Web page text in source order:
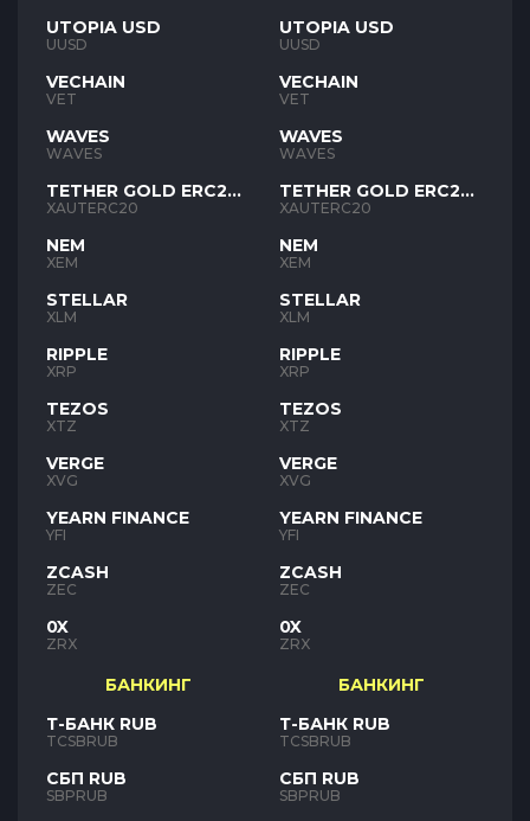
UTOPIA USD
UUSD
VECHAIN
VET
WAVES
WAVES
TETHER GOLD ERC20
XAUT
XAUTERC20
NEM
XEM
STELLAR
XLM
RIPPLE
XRP
TEZOS
XTZ
VERGE
XVG
YEARN FINANCE
YFI
ZCASH
ZEC
0X
ZRX
БАНКИНГ
Т-БАНК RUB
TCSBRUB
СБП RUB
SBPRUB
UTOPIA USD
UUSD
VECHAIN
VET
WAVES
WAVES
TETHER GOLD ERC20
XAUT
XAUTERC20
NEM
XEM
STELLAR
XLM
RIPPLE
XRP
TEZOS
XTZ
VERGE
XVG
YEARN FINANCE
YFI
ZCASH
ZEC
0X
ZRX
БАНКИНГ
Т-БАНК RUB
TCSBRUB
СБП RUB
SBPRUB